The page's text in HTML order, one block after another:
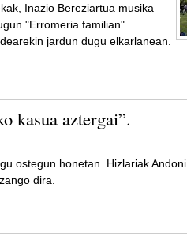
Inazio Bereziartua musika
"Erromeria familian"
jardun dugu elkarlanean.
kasua aztergai”.
ostegun honetan. Hizlariak Andoni
dira.